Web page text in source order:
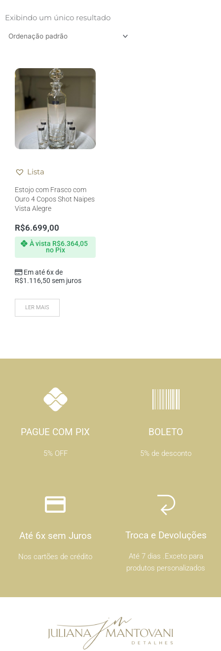
Exibindo um único resultado
Lista
Estojo com Frasco com
Ouro 4 Copos Shot Naipes
Vista Alegre
R$6.699,00
Em até 6x de
R$1.116,50 sem juros
À vista R$6.364,05
no Pix
LER MAIS
PAGUE COM PIX
5% OFF
BOLETO
5% de desconto
Até 6x sem Juros
Nos cartões de crédito
Troca e Devoluções
Até 7 dias .Exceto para
produtos personalizados